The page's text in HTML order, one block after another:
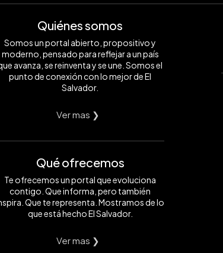
Quiénes somos
Somos un portal abierto, propositivo y
moderno, pensado para reflejar a un país
avanza, se reinventa y se une. Somos el
punto de conexión con lo mejor de El
Salvador.
Ver mas ❯
Qué ofrecemos
Te ofrecemos un portal que evoluciona
contigo. Que informa, pero también
Que te representa. Mostramos de lo
que está hecho El Salvador.
Ver mas ❯